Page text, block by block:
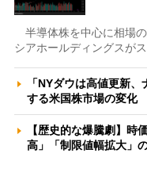
半導体株を中心に相場
シアホールディングスが
「NYダウは高値更新
する米国株市場の変
【歴史的な爆騰劇】時
高」「制限値幅拡大